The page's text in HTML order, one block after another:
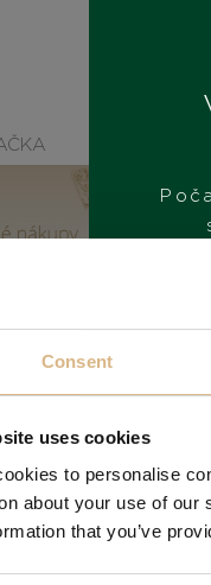
Consent
uses cookies
to personalise
about your use of
that you’ve